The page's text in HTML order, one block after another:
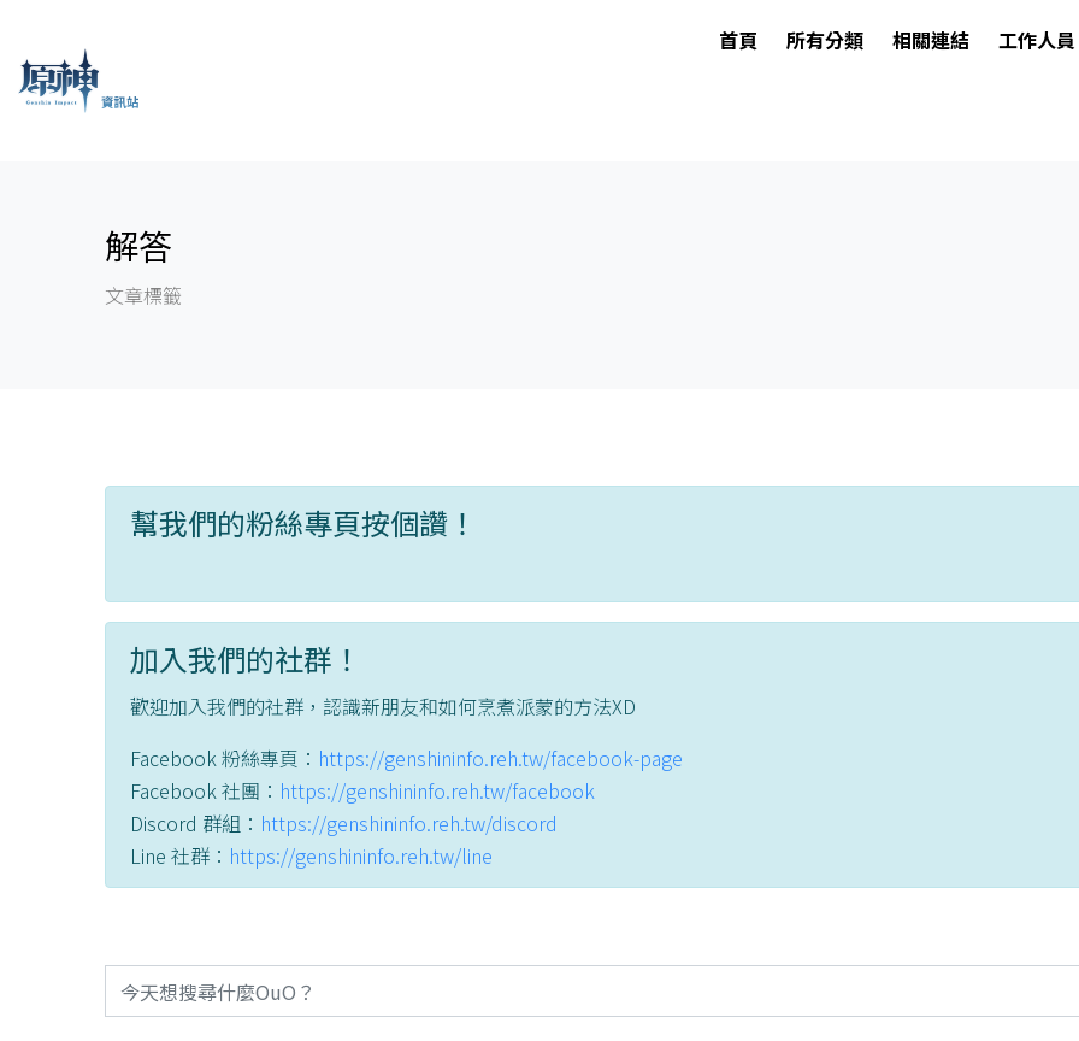
首頁 所有分類 相關連結 工作人員
解答
文章標籤
幫我們的粉絲專頁按個讚！
加入我們的社群！
歡迎加入我們的社群，認識新朋友和如何烹煮派蒙的方法XD
Facebook 粉絲專頁： https://genshininfo.reh.tw/facebook-page
Facebook 社團： https://genshininfo.reh.tw/facebook
Discord 群組： https://genshininfo.reh.tw/discord
Line 社群： https://genshininfo.reh.tw/line